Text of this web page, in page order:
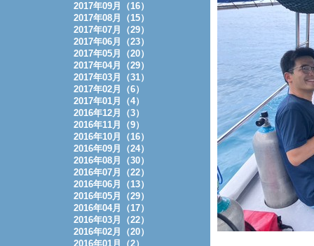
2017年09月（16）
2017年08月（15）
2017年07月（29）
2017年06月（23）
2017年05月（20）
2017年04月（29）
2017年03月（31）
2017年02月（6）
2017年01月（4）
2016年12月（3）
2016年11月（9）
2016年10月（16）
2016年09月（24）
2016年08月（30）
2016年07月（22）
2016年06月（13）
2016年05月（29）
2016年04月（17）
2016年03月（22）
2016年02月（20）
2016年01月（2）